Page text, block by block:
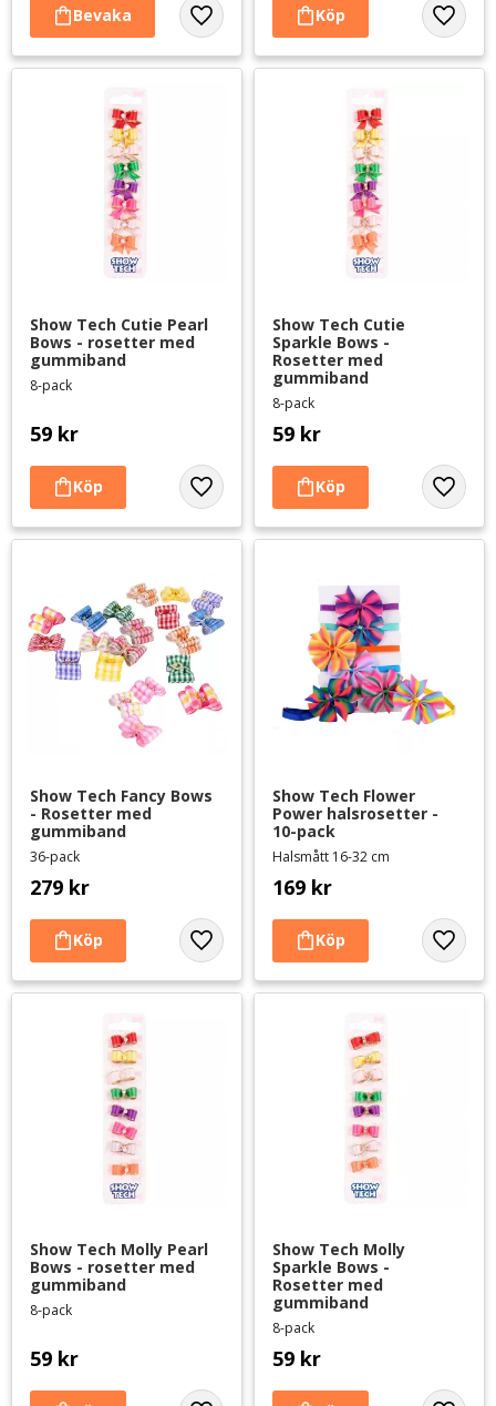
Lägg till i favoriter Lägg
Show Tech Cutie Pearl
Bows - rosetter med
gummiband
8-pack
59 kr
Lägg till i favoriter
Show Tech Cutie
Sparkle Bows -
Rosetter med
gummiband
8-pack
59 kr
Lägg
Show Tech Fancy Bows
- Rosetter med
gummiband
36-pack
279 kr
Lägg till i favoriter
Show Tech Flower
Power halsrosetter -
10-pack
Halsmått 16-32 cm
169 kr
Lägg
Show Tech Molly Pearl
Bows - rosetter med
gummiband
8-pack
59 kr
Show Tech Molly
Sparkle Bows -
Rosetter med
gummiband
8-pack
59 kr